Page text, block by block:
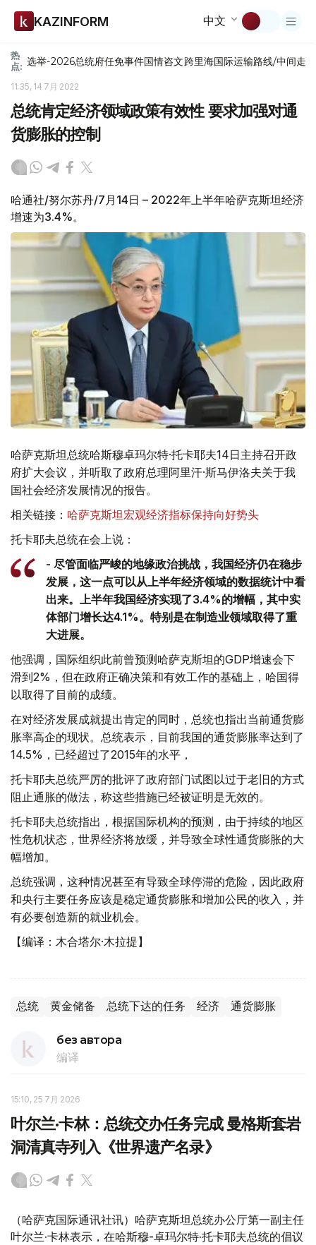
KAZINFORM 中文
热
点: 选举-2026总统府任免事件国情咨文跨里海国际运输路线/中间走廊
11:35, 14 7月 2022
总统肯定经济领域政策有效性 要求加强对通
货膨胀的控制
哈通社/努尔苏丹/7月14日 – 2022年上半年哈萨克斯坦经济
增速为3.4%。
哈萨克斯坦总统哈斯穆卓玛尔特·托卡耶夫14日主持召开政
府扩大会议，并听取了政府总理阿里汗·斯马伊洛夫关于我
国社会经济发展情况的报告。
相关链接： 哈萨克斯坦宏观经济指标保持向好势头
托卡耶夫总统在会上说：
- 尽管面临严峻的地缘政治挑战，我国经济仍在稳步
发展，这一点可以从上半年经济领域的数据统计中看
出来。上半年我国经济实现了3.4%的增幅，其中实
体部门增长达4.1%。特别是在制造业领域取得了重
大进展。
他强调，国际组织此前曾预测哈萨克斯坦的GDP增速会下
滑到2%，但在政府正确决策和有效工作的基础上，哈国得
以取得了目前的成绩。
在对经济发展成就提出肯定的同时，总统也指出当前通货膨
胀率高企的现状。总统表示，目前我国的通货膨胀率达到了
14.5%，已经超过了2015年的水平，
托卡耶夫总统严厉的批评了政府部门试图以过于老旧的方式
阻止通胀的做法，称这些措施已经被证明是无效的。
托卡耶夫总统指出，根据国际机构的预测，由于持续的地区
性危机状态，世界经济将放缓，并导致全球性通货膨胀的大
幅增加。
总统强调，这种情况甚至有导致全球停滞的危险，因此政府
和央行主要任务应该是稳定通货膨胀和增加公民的收入，并
有必要创造新的就业机会。
【编译：木合塔尔·木拉提】
总统 黄金储备 总统下达的任务 经济 通货膨胀
без автора
编译
15:10, 25 7月 2026
叶尔兰·卡林：总统交办任务完成 曼格斯套岩
洞清真寺列入《世界遗产名录》
（哈萨克国际通讯社讯）哈萨克斯坦总统办公厅第一副主任
叶尔兰·卡林表示，在哈斯穆-卓玛尔特·托卡耶夫总统的倡议